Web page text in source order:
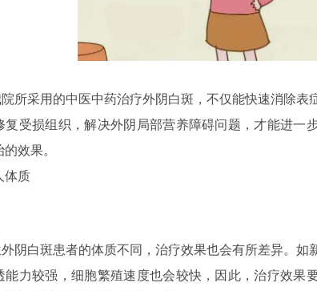
采用的中医中药治疗外阴白斑，不仅能快速消除表
复受损组织，解决外阴局部营养障碍问题，才能进一
效果。
体质
白斑患者的体质不同，治疗效果也会有所差异。如
能力较强，细胞繁殖速度也会较快，因此，治疗效果